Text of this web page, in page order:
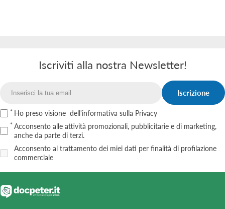
Iscriviti alla nostra Newsletter!
Iscrizione
Ho preso visione dell'informativa sulla Privacy
Acconsento alle attività promozionali, pubblicitarie e di marketing,
anche da parte di terzi.
Acconsento al trattamento dei miei dati per finalità di profilazione
commerciale